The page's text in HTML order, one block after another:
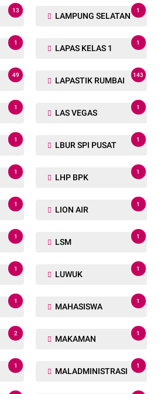
13
LAMPUNG SELATAN
1
1
LAPAS KELAS 1
1
49
LAPASTIK RUMBAI
143
1
LAS VEGAS
1
1
LBUR SPI PUSAT
1
1
LHP BPK
1
1
LION AIR
1
1
LSM
1
1
LUWUK
1
1
MAHASISWA
1
2
MAKAMAN
1
1
MALADMINISTRASI
1